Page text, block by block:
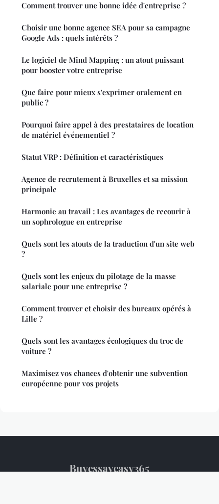
Comment trouver une bonne idée d'entreprise ?
Choisir une bonne agence SEA pour sa campagne
Google Ads : quels intérêts ?
Le logiciel de Mind Mapping : un atout puissant
pour booster votre entreprise
Que faire pour mieux s'exprimer oralement en
public ?
Pourquoi faire appel à des prestataires de location
de matériel événementiel ?
Statut VRP : Définition et caractéristiques
Agence de recrutement à Bruxelles et sa mission
principale
Harmonie au travail : Les avantages de recourir à
un sophrologue en entreprise
Quels sont les atouts de la traduction d'un site web
?
Quels sont les enjeux du pilotage de la masse
salariale pour une entreprise ?
Comment trouver et choisir des bureaux opérés à
Lille ?
Quels sont les avantages écologiques du troc de
voiture ?
Maximisez vos chances d'obtenir une subvention
européenne pour vos projets
Buyessayeasy365